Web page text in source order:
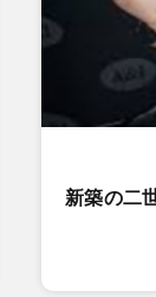
新築の二